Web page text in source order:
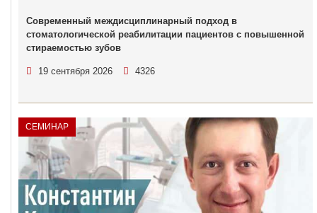
Современный междисциплинарный подход в
стоматологической реабилитации пациентов с повышенной
стираемостью зубов
19 сентября 2026 4326
СЕМИНАР